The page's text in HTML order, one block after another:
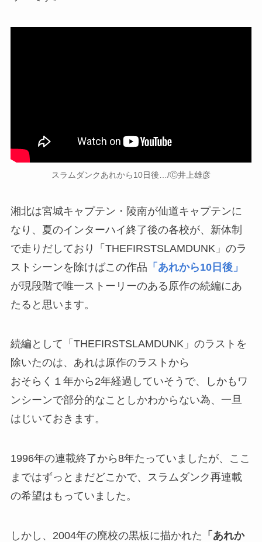
スラムダンクあれから10日後…/Ⓒ井上雄彦
湘北は宮城キャプテン・陵南が仙道キャプテンに
なり、夏のインターハイ終了後の各校が、新体制
で走りだしており「THEFIRSTSLAMDUNK」のラ
ストシーンを除けばこの作品 「あれから10日後」
が現段階で唯一ストーリーのある原作の続編にあ
たると思います。
続編として「THEFIRSTSLAMDUNK」のラストを
除いたのは、あれは原作のラストから
おそらく１年から2年経過していそうで、しかもワ
ンシーンで部分的なことしかわからない為、一旦
はじいておきます。
1996年の連載終了から8年たっていましたが、ここ
まではずっとまだどこかで、スラムダンク再連載
の希望はもっていました。
しかし、2004年の廃校の黒板に描かれた 「あれか